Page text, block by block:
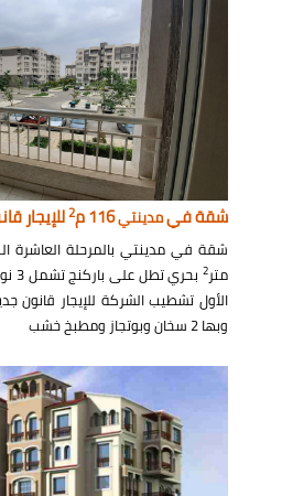
شقة فيمدينتي116 م 2للإيجار
شقة في مدينتي بالمرحلة العاشرة
متر2
وبها 2 سخان وبوتجاز ومطبخ خشب